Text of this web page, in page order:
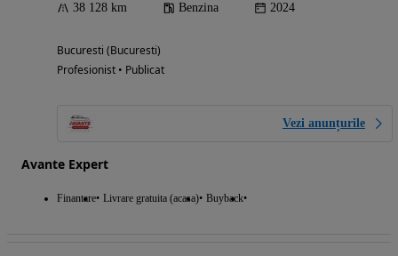
38 128 km Benzina 2024
Bucuresti (Bucuresti)
Profesionist • Publicat
Vezi anunțurile
Avante Expert
Finantare Livrare gratuita (acasa) Buyback